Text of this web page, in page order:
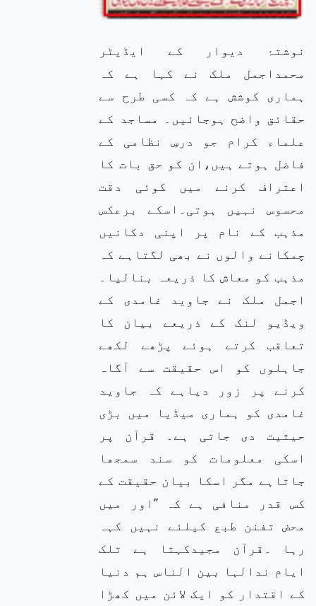
نوشتۂ دیوار کے ایڈیٹر
محمداجمل ملک نے کہا ہے کہ
ہماری کوشش ہے کہ کسی طرح سے
حقائق واضح ہوجائیں۔ مساجد کے
علماء کرام جو درسِ نظامی کے
فاضل ہوتے ہیں،ان کو حق بات کا
اعتراف کرنے میں کوئی دقت
محسوس نہیں ہوتی۔اسکے برعکس
مذہب کے نام پر اپنی دکانیں
چمکانے والوں نے بھی لگتاہے کہ
مذہب کو معاش کا ذریعہ بنالیا۔
اجمل ملک نے جاوید غامدی کے
ویڈیو لنک کے ذریعے بیان کا
تعاقب کرتے ہوئے پڑھے لکھے
جاہلوں کو اس حقیقت سے آگاہ
کرنے پر زور دیاہے کہ جاوید
غامدی کو ہماری میڈیا میں بڑی
حیثیت دی جاتی ہے۔ قرآن پر
اسکی معلومات کو سند سمجھا
جاتاہے مگر اسکا بیان حقیقت کے
کس قدر منافی ہے کہ ’’اور میں
محض تفنن طبع کیلئے نہیں کہہ
رہا ۔قرآن مجیدکہتا ہے تلک
ایام ندالہا بین الناس ہم دنیا
کے اقتدار کو ایک لائن میں کھڑا